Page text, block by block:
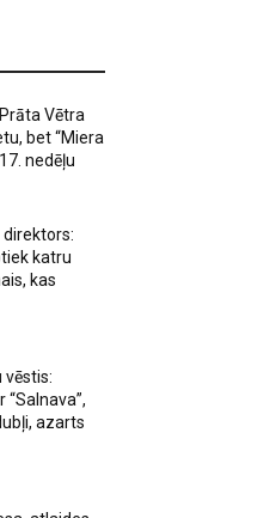
Vētra
bet “Miera
nedēļu
direktors:
katru
kas
vēstis:
“Salnava”,
azarts